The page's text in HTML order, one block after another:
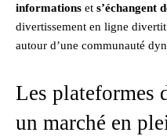
informations et s’échangent
divertissement en ligne
autour d’une communauté
Les plateformes
un marché en